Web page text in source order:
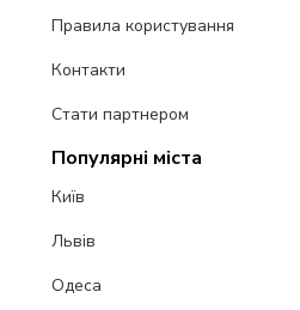
Правила користування
Контакти
Стати партнером
Популярні міста
Київ
Львів
Одеса